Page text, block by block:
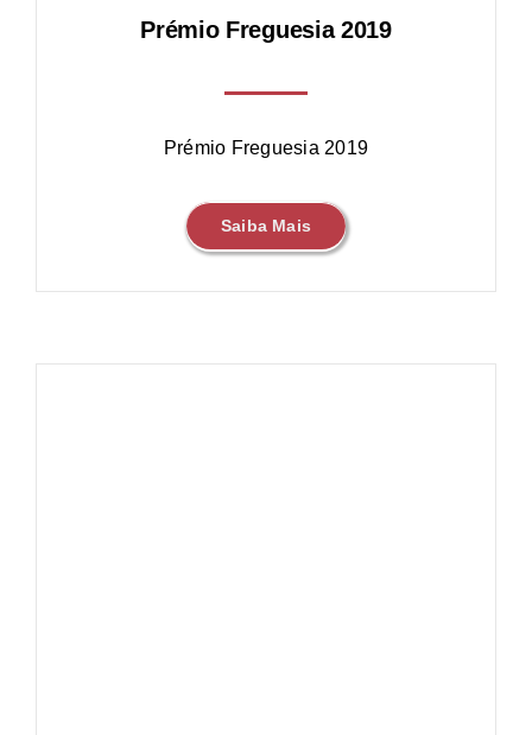
Prémio Freguesia 2019
Prémio Freguesia 2019
Saiba Mais